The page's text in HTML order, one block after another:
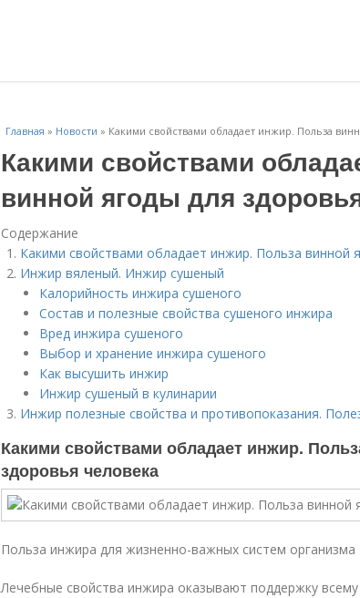
Главная » Новости » Какими свойствами обладает инжир. Польза
Какими свойствами
винной ягоды для
Содержание
Какими свойствами обладает инжир. Польза винной
Инжир вяленый. Инжир сушеный
Калорийность инжира сушеного
Состав и полезные свойства сушеного инжира
Вред инжира сушеного
Выбор и хранение инжира сушеного
Как высушить инжир
Инжир сушеный в кулинарии
Инжир полезные свойства и противопоказания.
Какими свойствами обладает инжир.
здоровья человека
Польза инжира для жизненно-важных систем организма
Лечебные свойства инжира оказывают поддержку